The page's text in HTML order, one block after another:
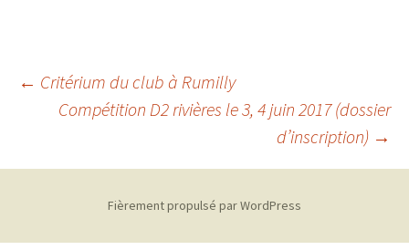
Navigation
articles
← Critérium du club à Rumilly
Compétition D2 rivières le 3, 4 juin 2017 (dossier
d’inscription) →
Fièrement propulsé par WordPress